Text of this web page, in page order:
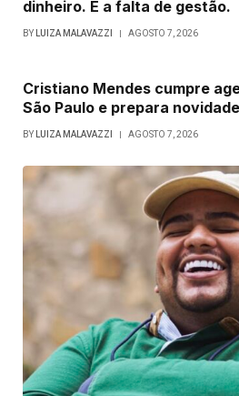
dinheiro. É a falta de gestão.
BY LUIZA MALAVAZZI AGOSTO 7, 2026
Cristiano Mendes cumpre
São Paulo e prepara
BY LUIZA MALAVAZZI AGOSTO 7, 2026